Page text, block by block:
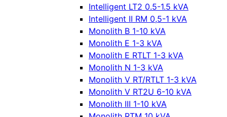
Intelligent LT2 0.5-1.5 kVA
Intelligent II RM 0,5-1 kVA
Monolith B 1-10 kVA
Monolith E 1-3 kVA
Monolith E RTLT 1-3 kVA
Monolith N 1-3 kVA
Monolith V RT/RTLT 1-3 kVA
Monolith V RT2U 6-10 kVA
Monolith III 1-10 kVA